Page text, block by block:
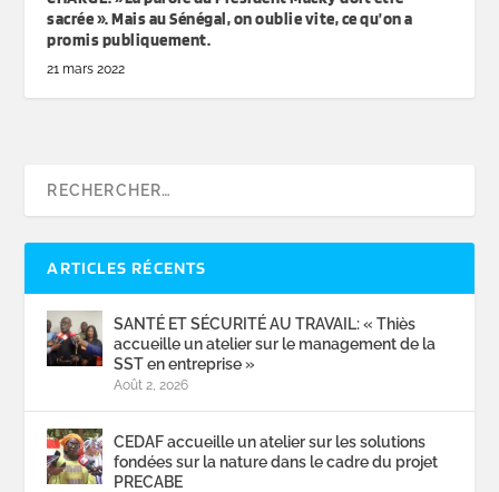
sacrée ». Mais au Sénégal, on oublie vite, ce qu’on a
promis publiquement.
21 mars 2022
ARTICLES RÉCENTS
SANTÉ ET SÉCURITÉ AU TRAVAIL: « Thiès
accueille un atelier sur le management de la
SST en entreprise »
Août 2, 2026
CEDAF accueille un atelier sur les solutions
fondées sur la nature dans le cadre du projet
PRECABE